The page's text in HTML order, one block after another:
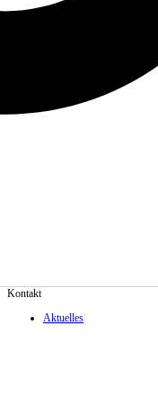
Kontakt
Aktuelles